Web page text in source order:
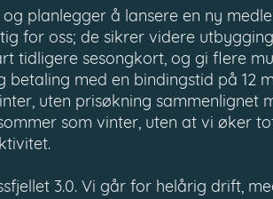
planlegger å lansere en ny
for oss; de sikrer videre
tidligere sesongkort, og gi flere
med en bindingstid på 12
uten prisøkning sammenlignet
som vinter, uten at vi øker
3.0. Vi går for helårig drift,